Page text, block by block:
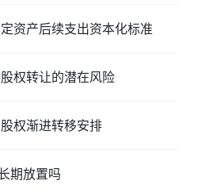
资产后续支出资本化标准
权转让的潜在风险
权渐进转移安排
期放置吗